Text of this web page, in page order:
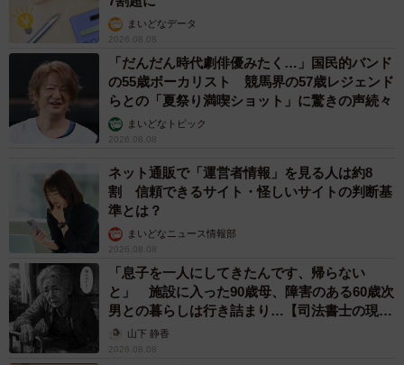
ました。笑いながら言っていたので、冗談かもしれません
が、自分の努力や実力を否定されているように感じ、不快
でした。今度言われたら「結果がすべてなんで」と言って
やろうと思います。
▽30代女性
「最近〇〇くんといい感じね！両思いなんじゃない？告白
してみれば？」と勘ぐってくる40代の先輩。「もう彼氏い
ますから」というと「社内結婚の方がいいわよ」と自分の
過去の話をして、なんとか社内でくっつけようとしてく
る。もう面倒です！今度言われたら、「彼氏の会社の方が
この会社より給与高いんで、社外の人がいいんです」と言
ってやろうと思います。
まいどなデータ
2026.08.08
「だんだん時代劇俳優みたく…」国民的バンド
の55歳ボーカリスト 競馬界の57歳レジェンド
らとの「夏祭り満喫ショット」に驚きの声続々
まいどなトピック
2026.08.08
ネット通販で「運営者情報」を見る人は約8
割 信頼できるサイト・怪しいサイトの判断基
準とは？
まいどなニュース情報部
2026.08.08
「息子を一人にしてきたんです、帰らない
と」 施設に入った90歳母、障害のある60歳次
男との暮らしは行き詰まり…【司法書士の現場
から】山下 静香
2026.08.08